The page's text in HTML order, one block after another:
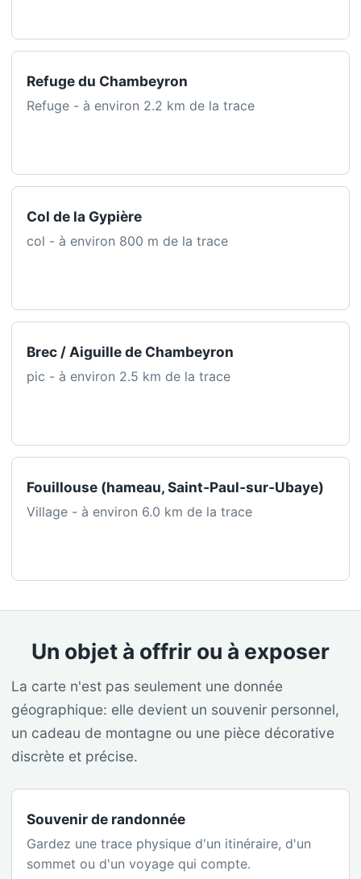
Refuge du Chambeyron
Refuge - à environ 2.2 km de la trace
Col de la Gypière
col - à environ 800 m de la trace
Brec / Aiguille de Chambeyron
pic - à environ 2.5 km de la trace
Fouillouse (hameau, Saint‑Paul‑sur‑Ubaye)
Village - à environ 6.0 km de la trace
Un objet à offrir ou à exposer
La carte n'est pas seulement une donnée
géographique: elle devient un souvenir personnel,
un cadeau de montagne ou une pièce décorative
discrète et précise.
Souvenir de randonnée
Gardez une trace physique d'un itinéraire, d'un
sommet ou d'un voyage qui compte.